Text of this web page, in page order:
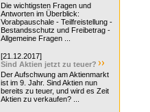
Die wichtigsten Fragen und
Antworten im Überblick:
Vorabpauschale - Teilfreistellung -
Bestandsschutz und Freibetrag -
Allgemeine Fragen ...
[21.12.2017]
Sind Aktien jetzt zu teuer?
Der Aufschwung am Aktienmarkt
ist im 9. Jahr. Sind Aktien nun
bereits zu teuer, und wird es Zeit
Aktien zu verkaufen? ...